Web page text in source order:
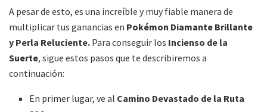
A pesar de esto, es una increíble y muy fiable manera de
multiplicar tus ganancias en Pokémon Diamante Brillante
y Perla Reluciente. Para conseguir los Incienso de la
Suerte, sigue estos pasos que te describiremos a
continuación:
En primer lugar, ve al Camino Devastado de la Ruta